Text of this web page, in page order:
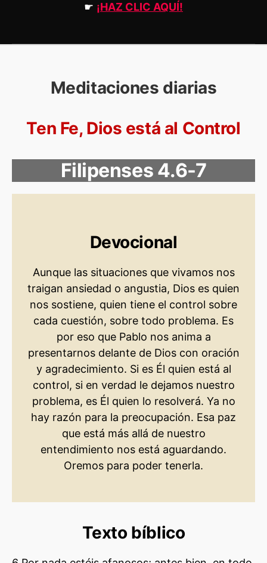
☛ ¡HAZ CLIC AQUÍ!
Meditaciones diarias
Ten Fe, Dios está al Control
Filipenses 4.6-7
Devocional
Aunque las situaciones que vivamos nos
traigan ansiedad o angustia, Dios es quien
nos sostiene, quien tiene el control sobre
cada cuestión, sobre todo problema. Es
por eso que Pablo nos anima a
presentarnos delante de Dios con oración
y agradecimiento. Si es Él quien está al
control, si en verdad le dejamos nuestro
problema, es Él quien lo resolverá. Ya no
hay razón para la preocupación. Esa paz
que está más allá de nuestro
entendimiento nos está aguardando.
Oremos para poder tenerla.
Texto bíblico